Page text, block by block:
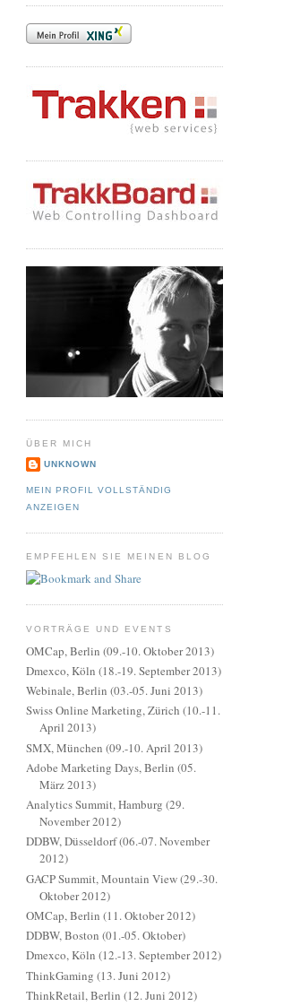
ÜBER MICH
UNKNOWN
MEIN PROFIL VOLLSTÄNDIG
ANZEIGEN
EMPFEHLEN SIE MEINEN BLOG
VORTRÄGE UND EVENTS
OMCap, Berlin (09.-10. Oktober 2013)
Dmexco, Köln (18.-19. September 2013)
Webinale, Berlin (03.-05. Juni 2013)
Swiss Online Marketing, Zürich (10.-11.
April 2013)
SMX, München (09.-10. April 2013)
Adobe Marketing Days, Berlin (05.
März 2013)
Analytics Summit, Hamburg (29.
November 2012)
DDBW, Düsseldorf (06.-07. November
2012)
GACP Summit, Mountain View (29.-30.
Oktober 2012)
OMCap, Berlin (11. Oktober 2012)
DDBW, Boston (01.-05. Oktober)
Dmexco, Köln (12.-13. September 2012)
ThinkGaming (13. Juni 2012)
ThinkRetail, Berlin (12. Juni 2012)